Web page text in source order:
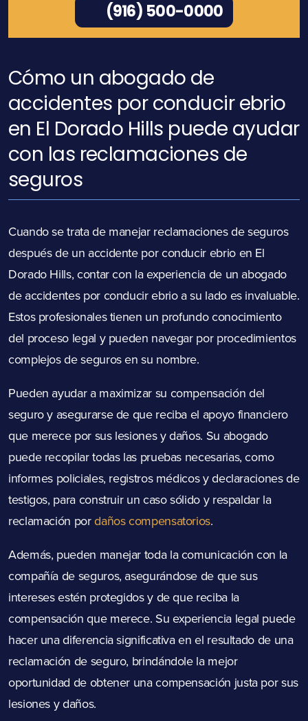
(916) 500-0000
Cómo un abogado de
accidentes por conducir ebrio
en El Dorado Hills puede ayudar
con las reclamaciones de
seguros
Cuando se trata de manejar reclamaciones de seguros
después de un accidente por conducir ebrio en El
Dorado Hills, contar con la experiencia de un abogado
de accidentes por conducir ebrio a su lado es invaluable.
Estos profesionales tienen un profundo conocimiento
del proceso legal y pueden navegar por procedimientos
complejos de seguros en su nombre.
Pueden ayudar a maximizar su compensación del
seguro y asegurarse de que reciba el apoyo financiero
que merece por sus lesiones y daños. Su abogado
puede recopilar todas las pruebas necesarias, como
informes policiales, registros médicos y declaraciones de
testigos, para construir un caso sólido y respaldar la
reclamación pordaños compensatorios.
Además, pueden manejar toda la comunicación con la
compañía de seguros, asegurándose de que sus
intereses estén protegidos y de que reciba la
compensación que merece. Su experiencia legal puede
hacer una diferencia significativa en el resultado de una
reclamación de seguro, brindándole la mejor
oportunidad de obtener una compensación justa por sus
lesiones y daños.